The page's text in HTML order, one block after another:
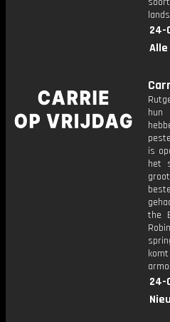
24-
hun
is
het
the
24-